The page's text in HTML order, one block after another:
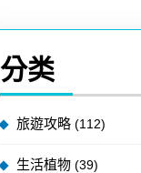
分类
旅遊攻略 (112)
生活植物 (39)